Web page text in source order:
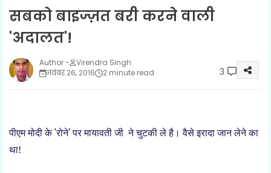
सबको बाइज्ज़त बरी करने वाली
'अदालत'!
Virendra Singh
नवंबर 26, 2016
2 minute read 3
पीएम मोदी के'रोने'पर मायावती जी ने चुटकी ले है। वैसे इरादा जान लेने का
था!